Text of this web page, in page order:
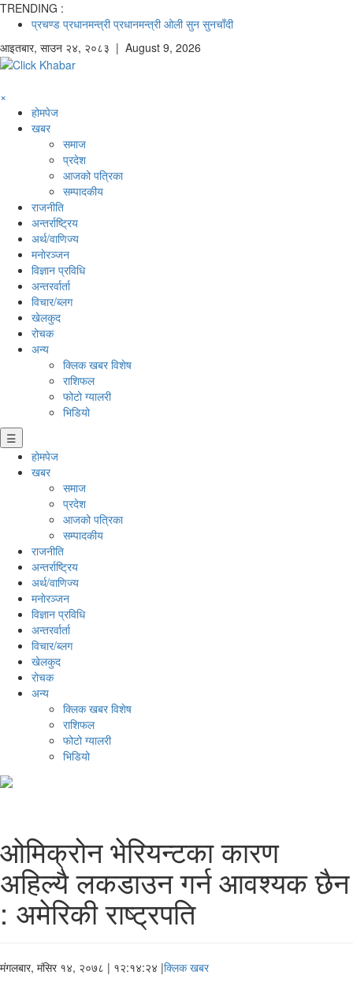
TRENDING :
प्रचण्ड प्रधानमन्त्री प्रधानमन्त्री ओली सुन सुनचाँदी
आइतबार, साउन २४, २०८३ | August 9, 2026
×
होमपेज
खबर
समाज
प्रदेश
आजको पत्रिका
सम्पादकीय
राजनीति
अन्तर्राष्ट्रिय
अर्थ/वाणिज्य
मनाेरञ्जन
विज्ञान प्रविधि
अन्तरर्वार्ता
विचार/ब्लग
खेलकुद
रोचक
अन्य
क्लिक खबर विशेष
राशिफल
फोटो ग्यालरी
भिडियो
☰
होमपेज
खबर
समाज
प्रदेश
आजको पत्रिका
सम्पादकीय
राजनीति
अन्तर्राष्ट्रिय
अर्थ/वाणिज्य
मनाेरञ्जन
विज्ञान प्रविधि
अन्तरर्वार्ता
विचार/ब्लग
खेलकुद
रोचक
अन्य
क्लिक खबर विशेष
राशिफल
फोटो ग्यालरी
भिडियो
ओमिक्रोन भेरियन्टका कारण
अहिल्यै लकडाउन गर्न आवश्यक छैन
: अमेरिकी राष्ट्रपति
मंगलबार, मंसिर १४, २०७८ | १२:१४:२४ |क्लिक खबर